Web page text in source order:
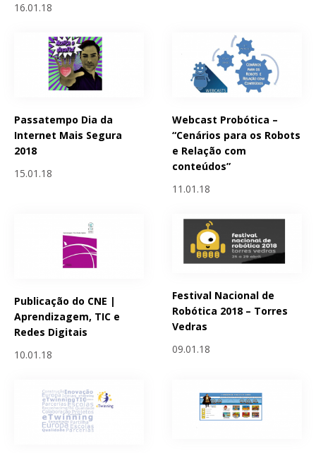
16.01.18
Passatempo Dia da
Internet Mais Segura
2018
15.01.18
Webcast Probótica –
“Cenários para os Robots
e Relação com
conteúdos”
11.01.18
Publicação do CNE |
Aprendizagem, TIC e
Redes Digitais
10.01.18
Festival Nacional de
Robótica 2018 – Torres
Vedras
09.01.18